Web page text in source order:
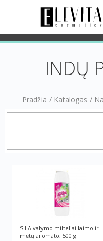
INDŲ
Pradžia / Katalogas /
SILA valymo milteliai laimo ir
mėtų aromato, 500 g